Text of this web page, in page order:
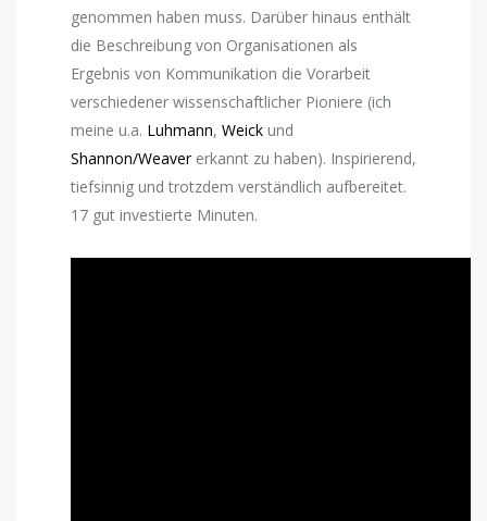
genommen haben muss. Darüber hinaus enthält
die Beschreibung von Organisationen als
Ergebnis von Kommunikation die Vorarbeit
verschiedener wissenschaftlicher Pioniere (ich
meine u.a. Luhmann, Weick und
Shannon/Weavererkannt zu haben). Inspirierend,
tiefsinnig und trotzdem verständlich aufbereitet.
17 gut investierte Minuten.